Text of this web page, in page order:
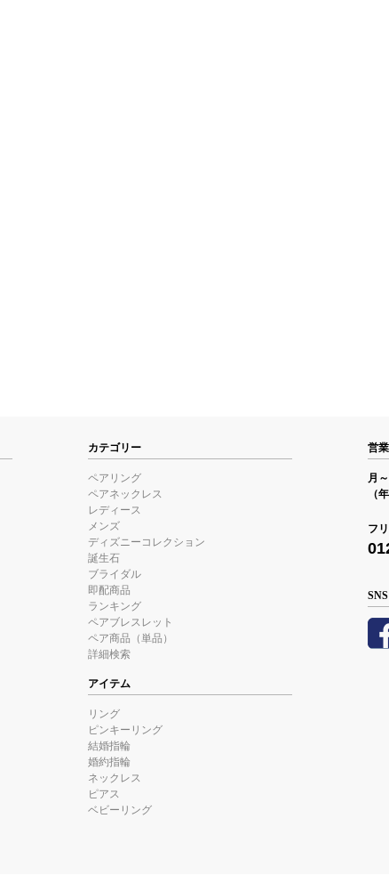
カテゴリー
ペアリング
ペアネックレス
レディース
メンズ
ディズニーコレクション
誕生石
ブライダル
即配商品
ランキング
ペアブレスレット
ペア商品（単品）
詳細検索
アイテム
リング
ピンキーリング
結婚指輪
婚約指輪
ネックレス
ピアス
ベビーリング
営
月
（
フ
SNS